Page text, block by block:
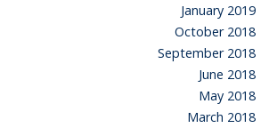
January 2019
October 2018
September 2018
June 2018
May 2018
March 2018